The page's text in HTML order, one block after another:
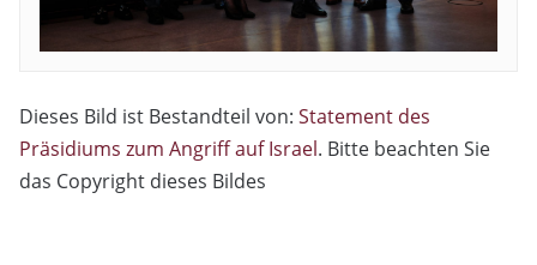
Dieses Bild ist Bestandteil von: Statement des
Präsidiums zum Angriff auf Israel. Bitte beachten Sie
das Copyright dieses Bildes